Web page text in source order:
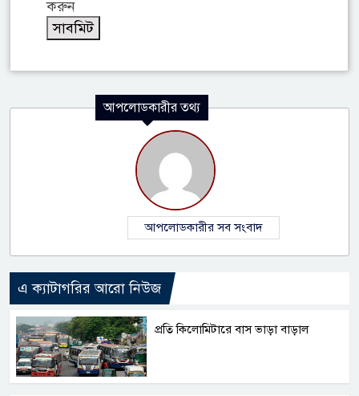
করুন
আপলোডকারীর তথ্য
আপলোডকারীর সব সংবাদ
এ ক্যাটাগরির আরো নিউজ
প্রতি কিলোমিটারে বাস ভাড়া বাড়াল